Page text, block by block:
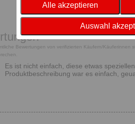
Alle akzeptieren
Auswahl
Bewertungen von verifizierten Käufern/
Es ist nicht einfach, diese etwas
Produktbeschreibung war es einfach,